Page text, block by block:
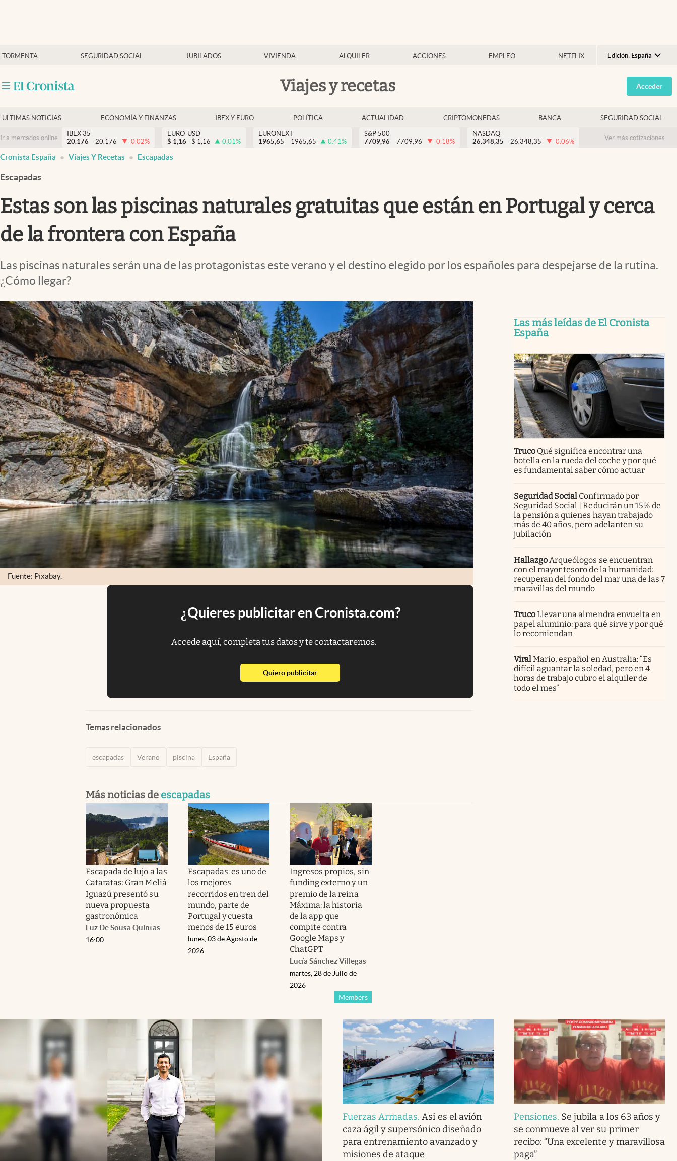
TORMENTA SEGURIDAD SOCIAL JUBILADOS VIVIENDA ALQUILER ACCIONES EMPLEO NETFLIX Edición: España
Argentina
España
USA
Colombia
Viajes y recetas
Economía y finanzas
Criptomonedas
Acceder
ULTIMAS NOTICIAS ECONOMÍA Y FINANZAS IBEX Y EURO POLÍTICA ACTUALIDAD CRIPTOMONEDAS BANCA SEGURIDAD SOCIAL
Ir a mercados online
IBEX 35
20.176
20.176 -0.02%
EURO-USD
$ 1,16 $ 1,16 0.01%
EURONEXT
1965,65
1965,65 0.41%
S&P 500
7709,96
7709,96 -0.18%
NASDAQ
26.348,35
26.348,35 -0.06% Ver más cotizaciones
Cronista España Viajes Y Recetas Escapadas
Escapadas
Estas son las piscinas naturales gratuitas que están en Portugal y cerca
de la frontera con España
Las piscinas naturales serán una de las protagonistas este verano y el destino elegido por los españoles para despejarse de la rutina.
¿Cómo llegar?
Fuente: Pixabay.
¿Quieres publicitar en Cronista.com?
Accede aquí, completa tus datos y te contactaremos.
Quiero publicitarabre en nueva pestaña
Temas relacionados
escapadas Verano piscina España
Más noticias de escapadas
Escapada de lujo a las
Cataratas: Gran Meliá
Iguazú presentó su
nueva propuesta
gastronómica
Luz De Sousa Quintas
16:00
Escapadas: es uno de
los mejores
recorridos en tren del
mundo, parte de
Portugal y cuesta
menos de 15 euros
lunes, 03 de Agosto de
2026
Ingresos propios, sin
funding externo y un
premio de la reina
Máxima: la historia
de la app que
compite contra
Google Maps y
ChatGPT
Lucía Sánchez Villegas
Members
martes, 28 de Julio de
2026
Las más leídas de El Cronista
España
Truco Qué significa encontrar una
botella en la rueda del coche y por qué
es fundamental saber cómo actuar
Seguridad Social Confirmado por
Seguridad Social | Reducirán un 15% de
la pensión a quienes hayan trabajado
más de 40 años, pero adelanten su
jubilación
HallazgoArqueólogos se encuentran
con el mayor tesoro de la humanidad:
recuperan del fondo del mar una de las 7
maravillas del mundo
TrucoLlevar una almendra envuelta en
papel aluminio: para qué sirve y por qué
lo recomiendan
ViralMario, español en Australia: “Es
difícil aguantar la soledad, pero en 4
horas de trabajo cubro el alquiler de
todo el mes”
Fuerzas Armadas.Así es el avión
caza ágil y supersónico diseñado
para entrenamiento avanzado y
misiones de ataque
Pensiones. Se jubila a los 63 años y
se conmueve al ver su primer
recibo: “Una excelente y maravillosa
paga”